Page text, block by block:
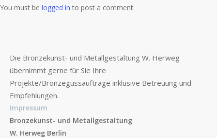
You must be logged in to post a comment.
Die Bronzekunst- und Metallgestaltung W. Herweg
übernimmt gerne für Sie Ihre
Projekte/Bronzegussaufträge inklusive Betreuung und
Empfehlungen.
Impressum
Bronzekunst- und Metallgestaltung
W. Herweg Berlin